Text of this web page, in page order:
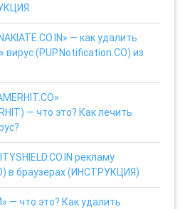
— как удалить
вирус (PUP.Notification.CO) из
— что это? Как лечить
рекламу
в браузерах (ИНСТРУКЦИЯ)
— что это? Как удалить